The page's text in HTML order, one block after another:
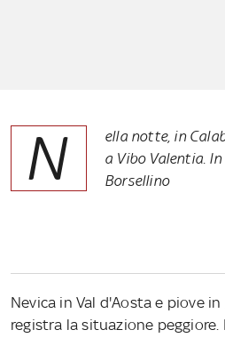
N
ella notte, in
a Vibo Valentia.
Borsellino
Nevica in Val d'Aosta e piove
registra la situazione